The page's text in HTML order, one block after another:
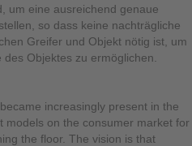
um eine ausreichend genaue
so dass keine nachträgliche
Greifer und Objekt nötig ist, um
Objektes zu ermöglichen.
increasingly present in the
models on the consumer market for
the floor. The vision is that